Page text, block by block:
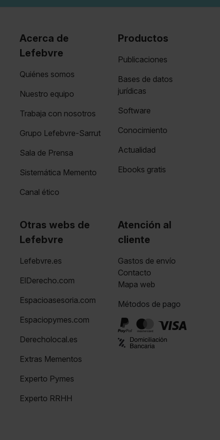
Acerca de
Lefebvre
Quiénes somos
Nuestro equipo
Trabaja con nosotros
Grupo Lefebvre-Sarrut
Sala de Prensa
Sistemática Memento
Canal ético
Productos
Publicaciones
Bases de datos
jurídicas
Software
Conocimiento
Actualidad
Ebooks gratis
Otras webs de
Lefebvre
Lefebvre.es
ElDerecho.com
Espacioasesoria.com
Espaciopymes.com
Derecholocal.es
Extras Mementos
Experto Pymes
Experto RRHH
Atención al
cliente
Gastos de envío
Contacto
Mapa web
Métodos de pago